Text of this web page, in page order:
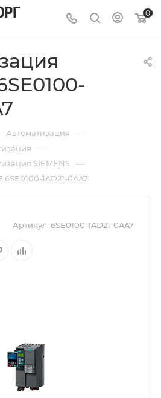
0
Автоматизация —
—
SIEMENS —
1AD21-0AA7
Артикул: 6SE0100-1AD21-0AA7